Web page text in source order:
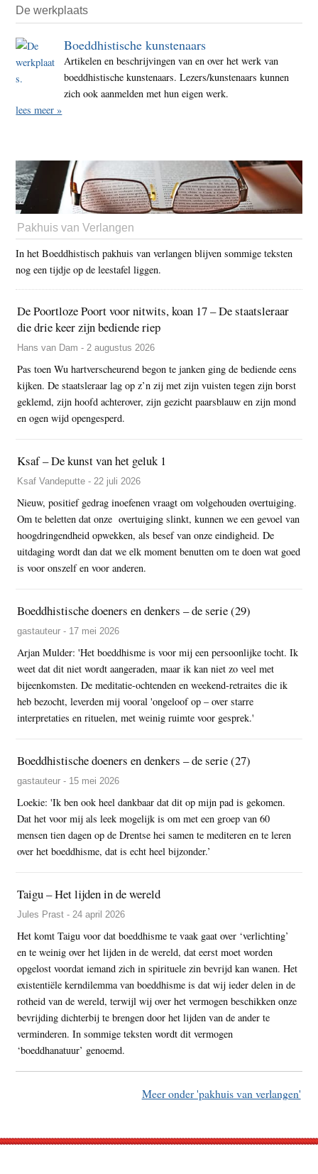
De werkplaats
Boeddhistische kunstenaars
Artikelen en beschrijvingen van en over het werk van
boeddhistische kunstenaars. Lezers/kunstenaars kunnen
zich ook aanmelden met hun eigen werk.
lees meer »
Pakhuis van Verlangen
In het Boeddhistisch pakhuis van verlangen blijven sommige teksten
nog een tijdje op de leestafel liggen.
De Poortloze Poort voor nitwits, koan 17 – De staatsleraar
die drie keer zijn bediende riep
Hans van Dam - 2 augustus 2026
Pas toen Wu hartverscheurend begon te janken ging de bediende eens
kijken. De staatsleraar lag op z’n zij met zijn vuisten tegen zijn borst
geklemd, zijn hoofd achterover, zijn gezicht paarsblauw en zijn mond
en ogen wijd opengesperd.
Ksaf – De kunst van het geluk 1
Ksaf Vandeputte - 22 juli 2026
Nieuw, positief gedrag inoefenen vraagt om volgehouden overtuiging.
Om te beletten dat onze overtuiging slinkt, kunnen we een gevoel van
hoogdringendheid opwekken, als besef van onze eindigheid. De
uitdaging wordt dan dat we elk moment benutten om te doen wat goed
is voor onszelf en voor anderen.
Boeddhistische doeners en denkers – de serie (29)
gastauteur - 17 mei 2026
Arjan Mulder: 'Het boeddhisme is voor mij een persoonlijke tocht. Ik
weet dat dit niet wordt aangeraden, maar ik kan niet zo veel met
bijeenkomsten. De meditatie-ochtenden en weekend-retraites die ik
heb bezocht, leverden mij vooral 'ongeloof op – over starre
interpretaties en rituelen, met weinig ruimte voor gesprek.'
Boeddhistische doeners en denkers – de serie (27)
gastauteur - 15 mei 2026
Loekie: 'Ik ben ook heel dankbaar dat dit op mijn pad is gekomen.
Dat het voor mij als leek mogelijk is om met een groep van 60
mensen tien dagen op de Drentse hei samen te mediteren en te leren
over het boeddhisme, dat is echt heel bijzonder.’
Taigu – Het lijden in de wereld
Jules Prast - 24 april 2026
Het komt Taigu voor dat boeddhisme te vaak gaat over ‘verlichting’
en te weinig over het lijden in de wereld, dat eerst moet worden
opgelost voordat iemand zich in spirituele zin bevrijd kan wanen. Het
existentiële kerndilemma van boeddhisme is dat wij ieder delen in de
rotheid van de wereld, terwijl wij over het vermogen beschikken onze
bevrijding dichterbij te brengen door het lijden van de ander te
verminderen. In sommige teksten wordt dit vermogen
‘boeddhanatuur’ genoemd.
Meer onder 'pakhuis van verlangen'